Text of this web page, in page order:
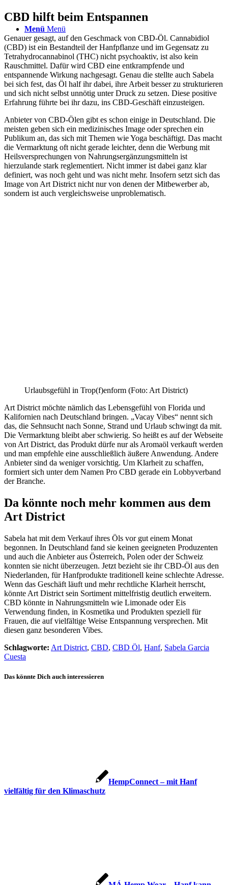
Menü Menü
CBD hilft beim Entspannen
Genauer gesagt, auf den Geschmack von CBD-Öl. Cannabidiol
(CBD) ist ein Bestandteil der Hanfpflanze und im Gegensatz zu
Tetrahydrocannabinol (THC) nicht psychoaktiv, ist also kein
Rauschmittel. Dafür wird CBD eine entkrampfende und
entspannende Wirkung nachgesagt. Genau die stellte auch Sabela
bei sich fest, das Öl half ihr dabei, ihre Arbeit besser zu strukturieren
und sich nicht selbst unnötig unter Druck zu setzen. Diese positive
Erfahrung führte bei ihr dazu, ins CBD-Geschäft einzusteigen.
Anbieter von CBD-Ölen gibt es schon einige in Deutschland. Die
meisten geben sich ein medizinisches Image oder sprechen ein
Publikum an, das sich mit Themen wie Yoga beschäftigt. Das macht
die Vermarktung oft nicht gerade leichter, denn die Werbung mit
Heilsversprechungen von Nahrungsergänzungsmitteln ist
hierzulande stark reglementiert. Nicht immer ist dabei ganz klar
definiert, was noch geht und was nicht mehr. Insofern setzt sich das
Image von Art District nicht nur von denen der Mitbewerber ab,
sondern ist auch vergleichsweise unproblematisch.
Urlaubsgefühl in Trop(f)enform (Foto: Art District)
Art District möchte nämlich das Lebensgefühl von Florida und
Kalifornien nach Deutschland bringen. „Vacay Vibes“ nennt sich
das, die Sehnsucht nach Sonne, Strand und Urlaub schwingt da mit.
Die Vermarktung bleibt aber schwierig. So heißt es auf der Webseite
von Art District, das Produkt dürfe nur als Aromaöl verkauft werden
und man empfehle eine ausschließlich äußere Anwendung. Andere
Anbieter sind da weniger vorsichtig. Um Klarheit zu schaffen,
formiert sich unter dem Namen Pro CBD gerade ein Lobbyverband
der Branche.
Da könnte noch mehr kommen aus dem
Art District
Sabela hat mit dem Verkauf ihres Öls vor gut einem Monat
begonnen. In Deutschland fand sie keinen geeigneten Produzenten
und auch die Anbieter aus Österreich, Polen oder der Schweiz
konnten sie nicht überzeugen. Jetzt bezieht sie ihr CBD-Öl aus den
Niederlanden, für Hanfprodukte traditionell keine schlechte Adresse.
Wenn das Geschäft läuft und mehr rechtliche Klarheit herrscht,
könnte Art District sein Sortiment mittelfristig deutlich erweitern.
CBD könnte in Nahrungsmitteln wie Limonade oder Eis
Verwendung finden, in Kosmetika und Produkten speziell für
Frauen, die auf vielfältige Weise Entspannung versprechen. Mit
diesen ganz besonderen Vibes.
Schlagworte: Art District, CBD, CBD Öl, Hanf, Sabela Garcia
Cuesta
Das könnte Dich auch interessieren
HempConnect – mit Hanf
vielfältig für den Klimaschutz